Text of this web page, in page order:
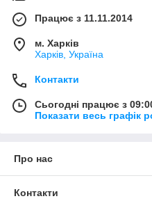
Працює з 11.11.2014
м. Харків
Харків, Україна
Контакти
Сьогодні працює з
Показати весь графік
Про нас
Контакти